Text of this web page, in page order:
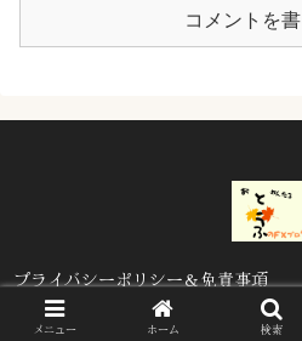
コメントを
プライバシーポリシー＆免責事項
© 2020 とうふの
メニュー ホーム 検索